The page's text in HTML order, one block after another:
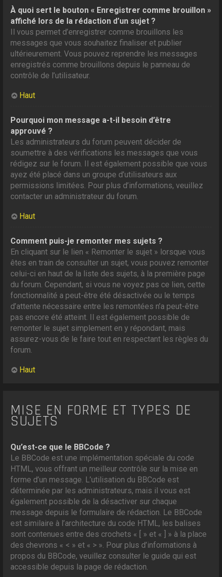
À quoi sert le bouton « Enregistrer comme brouillon »
affiché lors de la rédaction d’un sujet ?
Il vous permet d’enregistrer comme brouillons les
messages que vous souhaitez finaliser et publier
ultérieurement. Vous pouvez reprendre les messages
enregistrés comme brouillons depuis le panneau de
contrôle de l’utilisateur.
Haut
Pourquoi mon message a-t-il besoin d’être
approuvé ?
Les administrateurs du forum peuvent décider de
soumettre à des vérifications les messages que vous
rédigez sur le forum. Il est également possible que vous
ayez été placé dans un groupe d’utilisateurs aux
permissions limitées. Pour plus d’informations, veuillez
contacter un administrateur du forum.
Haut
Comment puis-je remonter mes sujets ?
En cliquant sur le lien « Remonter le sujet » lorsque vous
êtes en train de consulter un sujet, vous pouvez remonter
celui-ci en haut de la liste des sujets, à la première page
du forum. Cependant, si vous ne voyez pas ce lien, cette
fonctionnalité a peut-être été désactivée ou le temps
d’attente nécessaire entre les remontées n’a peut-être
pas encore été atteint. Il est également possible de
remonter le sujet simplement en y répondant, mais
assurez-vous de le faire tout en respectant les règles du
forum.
Haut
MISE EN FORME ET TYPES DE
SUJETS
Qu’est-ce que le BBCode ?
Le BBCode est une implémentation spéciale du code
HTML, vous offrant un meilleur contrôle sur la mise en
forme d’un message. L’utilisation du BBCode est
déterminée par les administrateurs, mais il vous est
également possible de la désactiver sur chaque
message depuis le formulaire de rédaction. Le BBCode
est similaire à l’architecture du code HTML, les balises
sont contenues entre des crochets « [ » et « ] » à la place
des chevrons « < » et « > ». Pour plus d’informations à
propos du BBCode, veuillez consulter le guide qui est
accessible depuis la page de rédaction.